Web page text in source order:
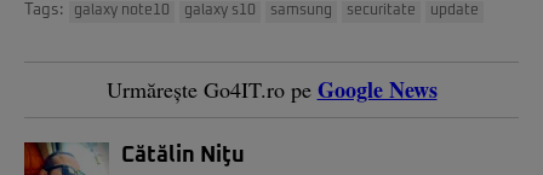
Tags: galaxy note10 galaxy s10 samsung securitate update
Urmărește Go4IT.ro pe Google News
Cătălin Niţu